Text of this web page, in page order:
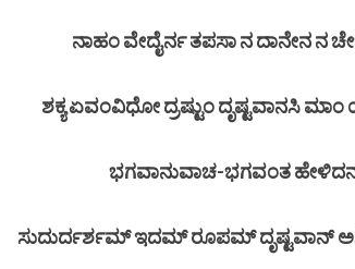
ನಾಹಂ ವೇದೈರ್ನ ತಪಸಾ ನ ದಾನೇನ ನ
ಶಕ್ಯ ಏವಂವಿಧೋ ದ್ರಷ್ಟುಂ ದೃಷ್ಟವಾನಸಿ
ಭಗವಾನುವಾಚ-ಭಗವಂತ
ಸುದುರ್ದರ್ಶಮ್ ಇದಮ್ ರೂಪಮ್ ದೃಷ್ಟವಾನ್